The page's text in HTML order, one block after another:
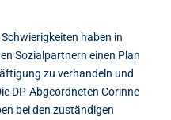
haben in
Sozialpartnern einen Plan
zu verhandeln und
DP-Abgeordneten Corinne
bei den zuständigen